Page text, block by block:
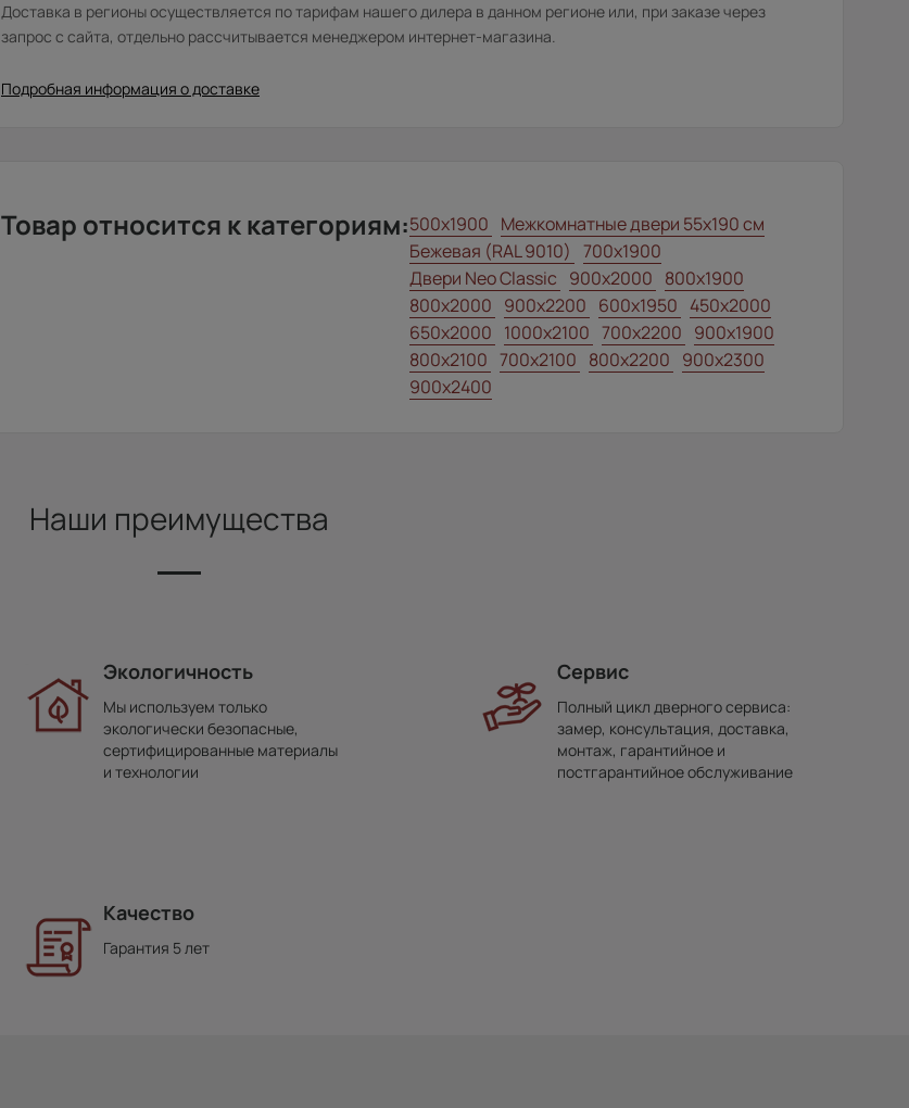
Доставка в регионы осуществляется по тарифам нашего дилера в данном регионе или, при заказе через
запрос с сайта, отдельно рассчитывается менеджером интернет-магазина.
Подробная информация о доставке
Товар относится к категориям:500x1900 Межкомнатные двери 55х190 см
Бежевая (RAL 9010) 700x1900
Двери Neo Classic 900x2000 800х1900
800x2000 900x2200 600x1950 450x2000
650x2000 1000x2100 700x2200 900x1900
800x2100 700x2100 800x2200 900x2300
900x2400
Наши преимущества
Экологичность
Мы используем только
экологически безопасные,
сертифицированные материалы
и технологии
Сервис
Полный цикл дверного сервиса:
замер, консультация, доставка,
монтаж, гарантийное и
постгарантийное обслуживание
Качество
Гарантия 5 лет